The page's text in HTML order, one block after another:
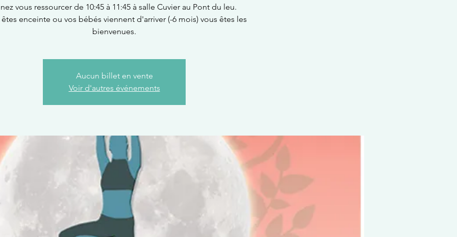
vous ressourcer de 10:45 à 11:45 à salle Cuvier au Pont du leu.
êtes enceinte ou vos bébés viennent d'arriver (-6 mois) vous êtes les
bienvenues.
Aucun billet en vente
Voir d'autres événements